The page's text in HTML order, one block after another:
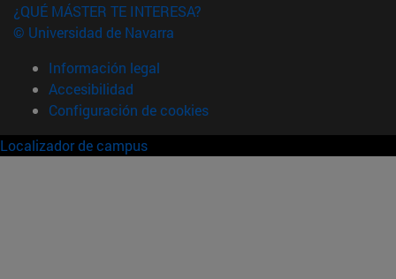
¿QUÉ MÁSTER TE INTERESA?
© Universidad de Navarra
Información legal
Accesibilidad
Configuración de cookies
Localizador de campus